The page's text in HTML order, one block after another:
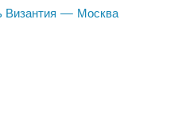
Византия — Москва